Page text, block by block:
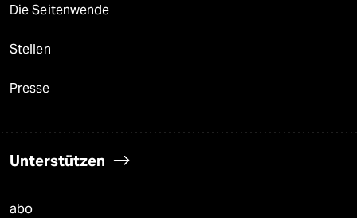
Die Seitenwende
Stellen
Presse
Unterstützen
abo